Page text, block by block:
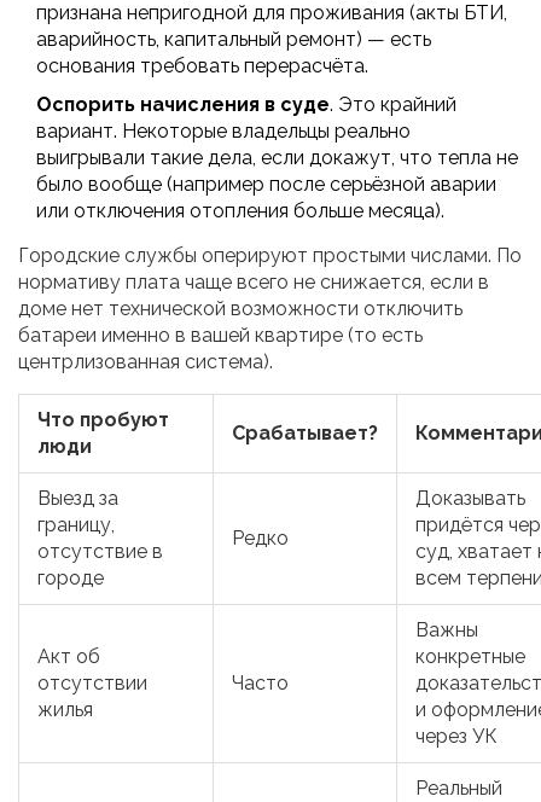
признана непригодной для проживания (акты БТИ,
аварийность, капитальный ремонт) — есть
основания требовать перерасчёта.
Оспорить начисления в суде. Это крайний
вариант. Некоторые владельцы реально
выигрывали такие дела, если докажут, что тепла не
было вообще (например после серьёзной аварии
или отключения отопления больше месяца).
Городские службы оперируют простыми числами. По
нормативу плата чаще всего не снижается, если в
доме нет технической возможности отключить
батареи именно в вашей квартире (то есть
центрлизованная система).
Что пробуют
люди
Срабатывает?
Выезд за
границу,
отсутствие в
городе
Редко
Доказывать
придётся
суд, хватает
всем
Акт об
отсутствии
жилья
Часто
Важны
конкретные
и
через УК
Реальный